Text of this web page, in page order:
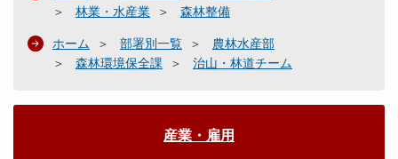
林業・水産業
森林整備
ホーム 部署別一覧
農林水産部
森林環境保全課
治山・林道チーム
産業・雇用